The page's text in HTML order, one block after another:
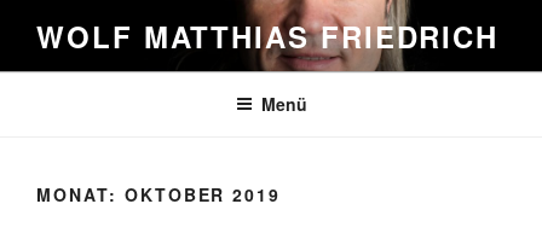
Inhalt
springen
WOLF MATTHIAS FRIEDRICH
Menü
MONAT: OKTOBER 2019